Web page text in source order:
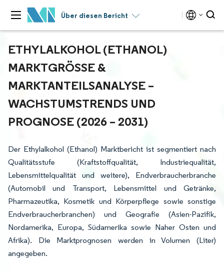
Über diesen Bericht
ETHYLALKOHOL (ETHANOL)
MARKTGRÖSSE & M
ARKTANTEILSANALYSE – W
ACHSTUMSTRENDS UND P
ROGNOSE (2026 – 2031)
Der Ethylalkohol (Ethanol) Marktbericht ist segmentiert nach
Qualitätsstufe (Kraftstoffqualität, Industriequalität,
Lebensmittelqualität und weitere), Endverbraucherbranche
(Automobil und Transport, Lebensmittel und Getränke,
Pharmazeutika, Kosmetik und Körperpflege sowie sonstige
Endverbraucherbranchen) und Geografie (Asien-Pazifik,
Nordamerika, Europa, Südamerika sowie Naher Osten und
Afrika). Die Marktprognosen werden in Volumen (Liter)
angegeben.